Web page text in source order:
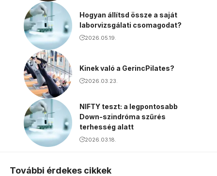
Hogyan állítsd össze a saját
laborvizsgálati csomagodat?
2026.05.19.
Kinek való a GerincPilates?
2026.03.23.
NIFTY teszt: a legpontosabb
Down-szindróma szűrés
terhesség alatt
2026.03.18.
További érdekes cikkek